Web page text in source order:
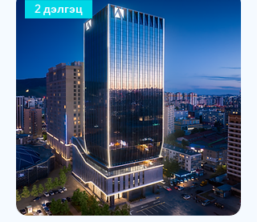
2 дэлгэц